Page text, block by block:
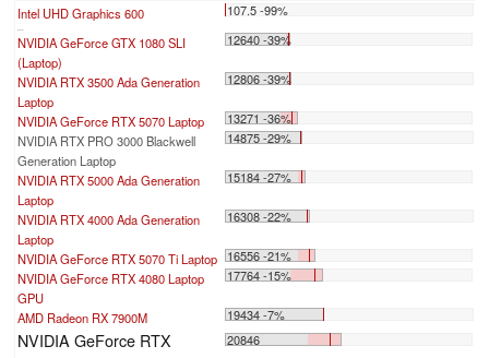
Intel UHD Graphics 600 107.5 -99%
...
NVIDIA GeForce GTX 1080 SLI
(Laptop)
12640 -39%
NVIDIA RTX 3500 Ada Generation
Laptop
12806 -39%
NVIDIA GeForce RTX 5070 Laptop
13271 -36%
NVIDIA RTX PRO 3000 Blackwell
Generation Laptop
14875 -29%
NVIDIA RTX 5000 Ada Generation
Laptop
15184 -27%
NVIDIA RTX 4000 Ada Generation
Laptop
16308 -22%
NVIDIA GeForce RTX 5070 Ti Laptop 16556 -21%
NVIDIA GeForce RTX 4080 Laptop
GPU
17764 -15%
AMD Radeon RX 7900M 19434 -7%
NVIDIA GeForce RTX
20846